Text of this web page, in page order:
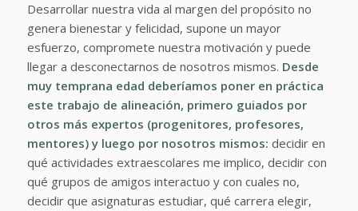
Desarrollar nuestra vida al margen del propósito no
genera bienestar y felicidad, supone un mayor
esfuerzo, compromete nuestra motivación y puede
llegar a desconectarnos de nosotros mismos. Desde
muy temprana edad deberíamos poner en práctica
este trabajo de alineación, primero guiados por
otros más expertos (progenitores, profesores,
mentores) y luego por nosotros mismos: decidir en
qué actividades extraescolares me implico, decidir con
qué grupos de amigos interactuo y con cuales no,
decidir que asignaturas estudiar, qué carrera elegir,